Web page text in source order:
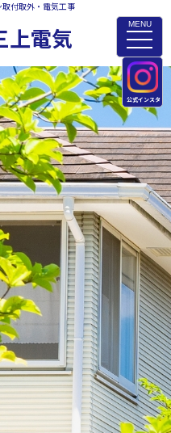
MENU
toggle
付取外・電気工事
上電気
公式インスタ